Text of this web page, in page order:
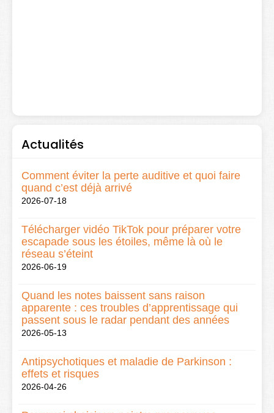
Actualités
Comment éviter la perte auditive et quoi faire
quand c’est déjà arrivé
2026-07-18
Télécharger vidéo TikTok pour préparer votre
escapade sous les étoiles, même là où le
réseau s’éteint
2026-06-19
Quand les notes baissent sans raison
apparente : ces troubles d’apprentissage qui
passent sous le radar pendant des années
2026-05-13
Antipsychotiques et maladie de Parkinson :
effets et risques
2026-04-26